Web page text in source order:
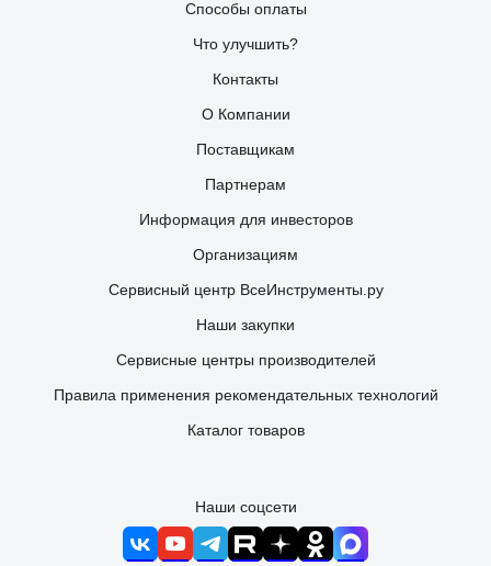
Способы оплаты
Что улучшить?
Контакты
О Компании
Поставщикам
Партнерам
Информация для инвесторов
Организациям
Сервисный центр ВсеИнструменты.ру
Наши закупки
Сервисные центры производителей
Правила применения рекомендательных технологий
Каталог товаров
Наши соцсети